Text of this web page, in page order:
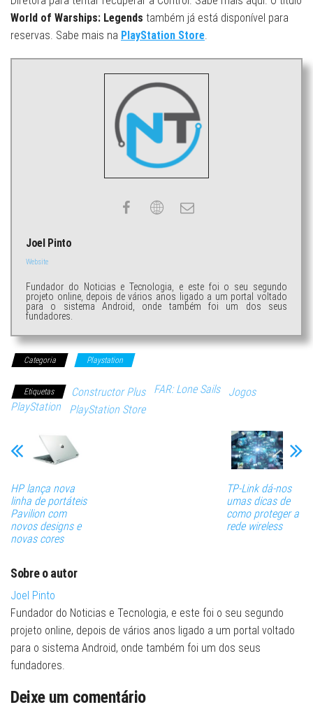
World of Warships: Legends também já está disponível para
reservas. Sabe mais na PlayStation Store.
Joel Pinto
Website
Fundador do Noticias e Tecnologia, e este foi o seu segundo
projeto online, depois de vários anos ligado a um portal voltado
para o sistema Android, onde também foi um dos seus
fundadores.
Categoria Playstation
Etiquetas Constructor Plus FAR: Lone Sails
Jogos
PlayStation
PlayStation Store
HP lança nova
linha de portáteis
Pavilion com
novos designs e
novas cores
TP-Link dá-nos
umas dicas de
como proteger a
rede wireless
Sobre o autor
Joel Pinto
Fundador do Noticias e Tecnologia, e este foi o seu segundo
projeto online, depois de vários anos ligado a um portal voltado
para o sistema Android, onde também foi um dos seus
fundadores.
Deixe um comentário